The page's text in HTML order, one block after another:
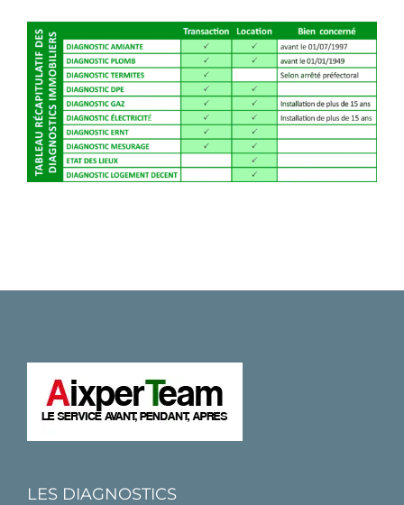
LES DIAGNOSTICS